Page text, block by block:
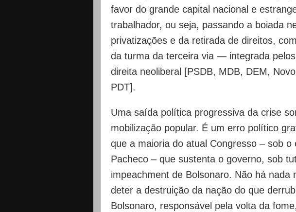
favor do grande capital nacional e
trabalhador, ou seja, passando a boiada
privatizações e da retirada de direitos,
da turma da terceira via — integrada
direita neoliberal [PSDB, MDB, DEM,
PDT].
Uma saída política progressiva da crise
mobilização popular. É um erro político
que a maioria do atual Congresso – sob o
Pacheco – que sustenta o governo, sob
impeachment de Bolsonaro. Não há nada
deter a destruição da nação do que
Bolsonaro, responsável pela volta da